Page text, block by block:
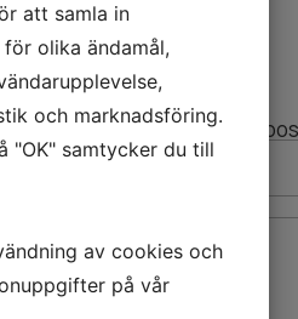
E-
att samla in
olika ändamål,
och marknadsföring.
"OK" samtycker du till
av cookies och
på vår